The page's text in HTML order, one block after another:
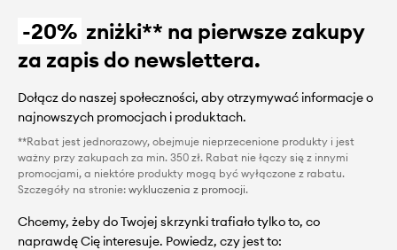
-20% zniżki** na pierwsze zakupy
za zapis do newslettera.
Dołącz do naszej społeczności, aby otrzymywać informacje o
najnowszych promocjach i produktach.
**Rabat jest jednorazowy, obejmuje nieprzecenione produkty i jest
ważny przy zakupach za min. 350 zł. Rabat nie łączy się z innymi
promocjami, a niektóre produkty mogą być wyłączone z rabatu.
Szczegóły na stronie: wykluczenia z promocji.
Chcemy, żeby do Twojej skrzynki trafiało tylko to, co
naprawdę Cię interesuje. Powiedz, czy jest to: